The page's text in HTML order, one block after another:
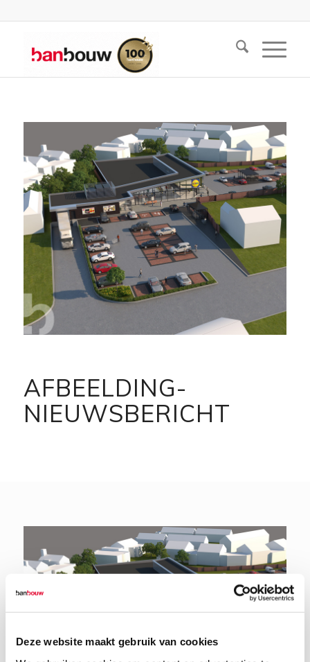
Deze website maakt gebruik van cookies
AFBEELDING-
NIEUWSBERICHT